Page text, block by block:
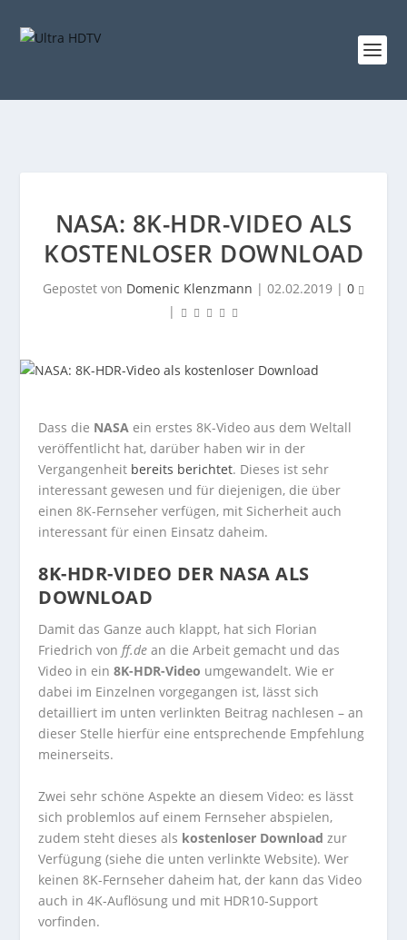
NASA: 8K-HDR-VIDEO ALS
KOSTENLOSER DOWNLOAD
Gepostet von Domenic Klenzmann | 02.02.2019 | 0
|
Dass die NASA ein erstes 8K-Video aus dem Weltall
veröffentlicht hat, darüber haben wir in der
Vergangenheit bereits berichtet. Dieses ist sehr
interessant gewesen und für diejenigen, die über
einen 8K-Fernseher verfügen, mit Sicherheit auch
interessant für einen Einsatz daheim.
8K-HDR-VIDEO DER NASA ALS
DOWNLOAD
Damit das Ganze auch klappt, hat sich Florian
Friedrich vonff.de an die Arbeit gemacht und das
Video in ein8K-HDR-Video umgewandelt. Wie er
dabei im Einzelnen vorgegangen ist, lässt sich
detailliert im unten verlinkten Beitrag nachlesen – an
dieser Stelle hierfür eine entsprechende Empfehlung
meinerseits.
Zwei sehr schöne Aspekte an diesem Video: es lässt
sich problemlos auf einem Fernseher abspielen,
zudem steht dieses als kostenloser Download zur
Verfügung (siehe die unten verlinkte Website). Wer
keinen 8K-Fernseher daheim hat, der kann das Video
auch in 4K-Auflösung und mit HDR10-Support
vorfinden.